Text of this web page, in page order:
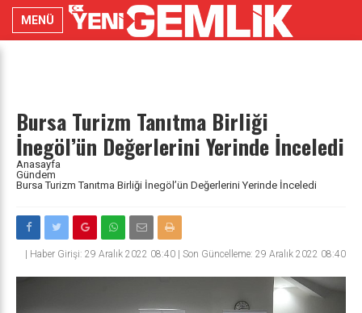
MENÜ
Bursa Turizm Tanıtma Birliği
İnegöl’ün Değerlerini Yerinde İnceledi
Anasayfa
Gündem
Bursa Turizm Tanıtma Birliği İnegöl’ün Değerlerini Yerinde İnceledi
Haber Girişi: 29 Aralık 2022 08:40 | Son Güncelleme: 29 Aralık 2022 08:40